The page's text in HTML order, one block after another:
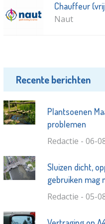
Chauffeur
Naut
Recente berichten
Plantsoenen
problemen
Redactie - 06-
Sluizen dicht,
gebruiken mag
Redactie - 05-